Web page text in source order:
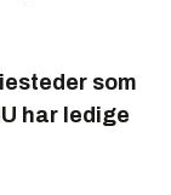
som
har ledige